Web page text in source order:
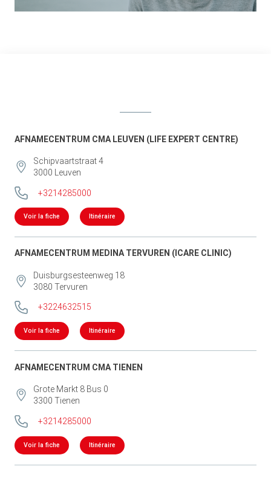
AFNAMECENTRUM CMA LEUVEN (LIFE EXPERT CENTRE)
Schipvaartstraat 4
3000
Leuven
+3214285000
Voir la fiche Itinéraire
AFNAMECENTRUM MEDINA TERVUREN (ICARE CLINIC)
Duisburgsesteenweg 18
3080 Tervuren
+3224632515
Voir la fiche Itinéraire
AFNAMECENTRUM CMA TIENEN
Grote Markt 8 Bus 0
3300 Tienen
+3214285000
Voir la fiche Itinéraire